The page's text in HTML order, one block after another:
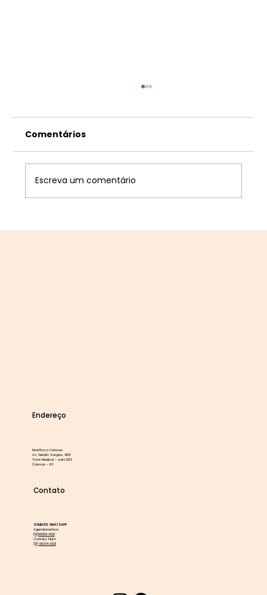
Comentários
Escreva um comentário
Endereço
MaxPlaza Canoas
Av. Getúlio Vargas, 4831
Torre Medical - sala 1203
Canoas - RS
SOMENTE WHATSAPP
Agendamentos:
(51)99950-8021
Contato Nutri:
(51) 99334-8021
Contato